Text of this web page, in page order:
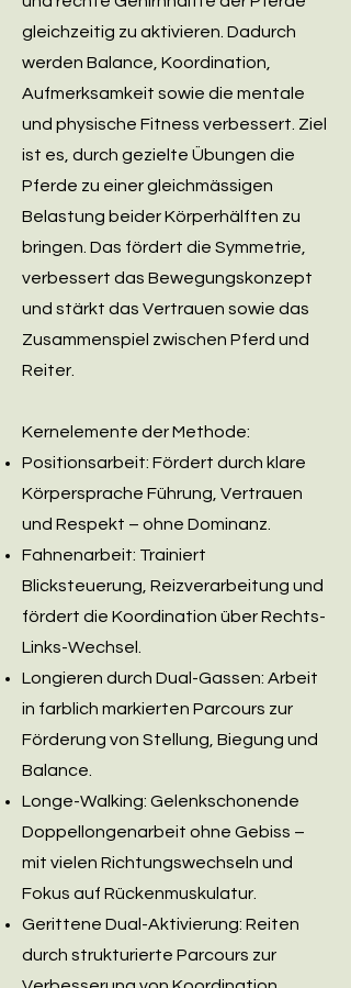
gleichzeitig zu aktivieren. Dadurch
werden Balance, Koordination,
Aufmerksamkeit sowie die mentale
und physische Fitness verbessert. Ziel
ist es, durch gezielte Übungen die
Pferde zu einer gleichmässigen
Belastung beider Körperhälften zu
bringen. Das fördert die Symmetrie,
verbessert das Bewegungskonzept
und stärkt das Vertrauen sowie das
Zusammenspiel zwischen Pferd und
Reiter.
Kernelemente der Methode:
Positionsarbeit: Fördert durch klare
Körpersprache Führung, Vertrauen
und Respekt – ohne Dominanz.
Fahnenarbeit: Trainiert
Blicksteuerung, Reizverarbeitung und
fördert die Koordination über Rechts-
Links-Wechsel.
Longieren durch Dual-Gassen: Arbeit
in farblich markierten Parcours zur
Förderung von Stellung, Biegung und
Balance.
Longe-Walking: Gelenkschonende
Doppellongenarbeit ohne Gebiss –
mit vielen Richtungswechseln und
Fokus auf Rückenmuskulatur.
Gerittene Dual-Aktivierung: Reiten
durch strukturierte Parcours zur